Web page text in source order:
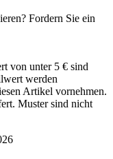
Fordern Sie ein
von unter 5 € sind
werden
Artikel vornehmen.
Muster sind nicht